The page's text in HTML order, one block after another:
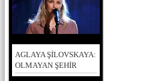
AGLAYA ŞİLOVSKAYA:
OLMAYAN ŞEHİR